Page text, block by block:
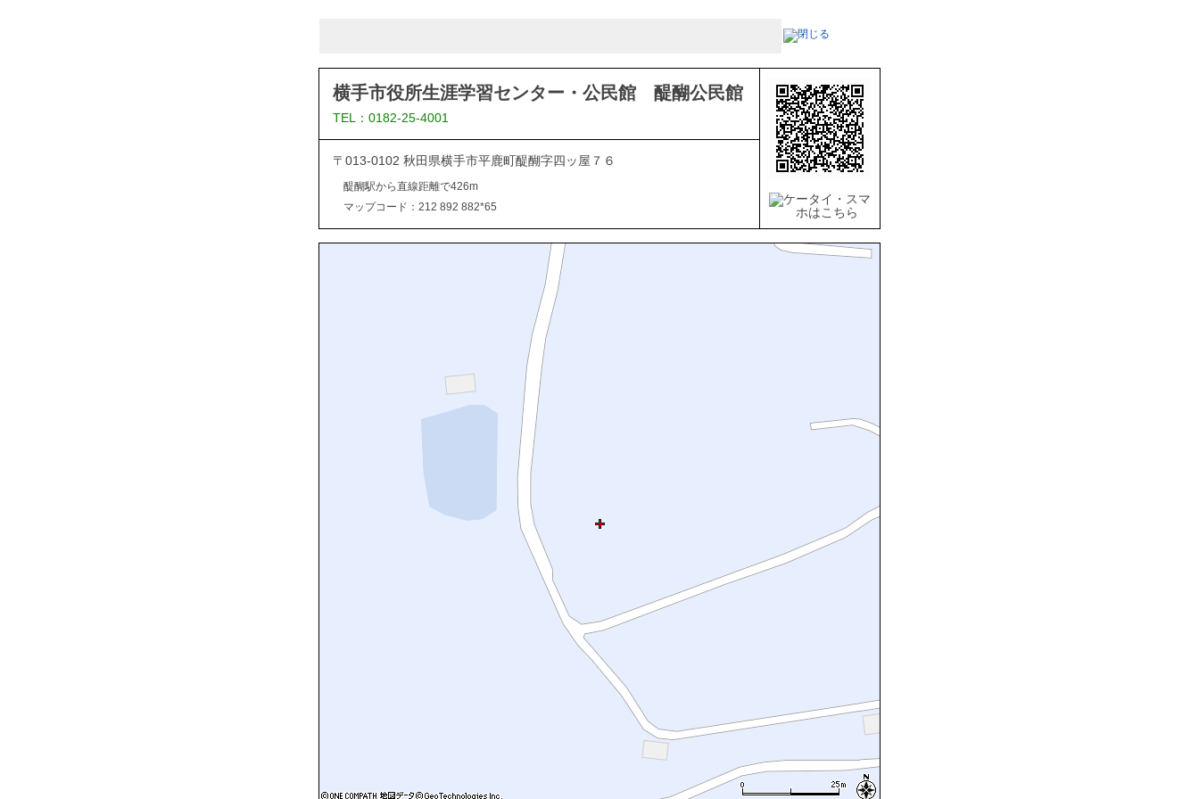
横手市役所生涯学習センター・公民館 醍醐公民館
TEL：0182-25-4001
〒013-0102 秋田県横手市平鹿町醍醐字四ッ屋７６
醍醐駅から直線距離で426m
マップコード：212 892 882*65